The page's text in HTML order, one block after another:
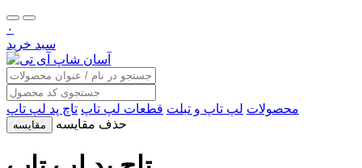
۰
سبد خرید
محصولات لپ تاپ و تبلت قطعات لپ تاپ تاچ پد لپ تاپ
مقایسه حذف مقایسه